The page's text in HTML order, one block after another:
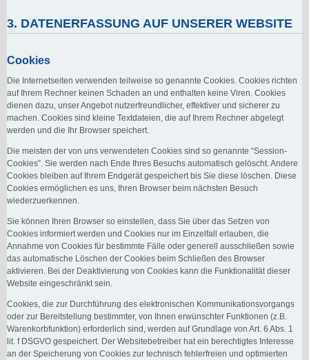
3. DATENERFASSUNG AUF UNSERER WEBSITE
Cookies
Die Internetseiten verwenden teilweise so genannte Cookies. Cookies richten
auf Ihrem Rechner keinen Schaden an und enthalten keine Viren. Cookies
dienen dazu, unser Angebot nutzerfreundlicher, effektiver und sicherer zu
machen. Cookies sind kleine Textdateien, die auf Ihrem Rechner abgelegt
werden und die Ihr Browser speichert.
Die meisten der von uns verwendeten Cookies sind so genannte “Session-
Cookies”. Sie werden nach Ende Ihres Besuchs automatisch gelöscht. Andere
Cookies bleiben auf Ihrem Endgerät gespeichert bis Sie diese löschen. Diese
Cookies ermöglichen es uns, Ihren Browser beim nächsten Besuch
wiederzuerkennen.
Sie können Ihren Browser so einstellen, dass Sie über das Setzen von
Cookies informiert werden und Cookies nur im Einzelfall erlauben, die
Annahme von Cookies für bestimmte Fälle oder generell ausschließen sowie
das automatische Löschen der Cookies beim Schließen des Browser
aktivieren. Bei der Deaktivierung von Cookies kann die Funktionalität dieser
Website eingeschränkt sein.
Cookies, die zur Durchführung des elektronischen Kommunikationsvorgangs
oder zur Bereitstellung bestimmter, von Ihnen erwünschter Funktionen (z.B.
Warenkorbfunktion) erforderlich sind, werden auf Grundlage von Art. 6 Abs. 1
lit. f DSGVO gespeichert. Der Websitebetreiber hat ein berechtigtes Interesse
an der Speicherung von Cookies zur technisch fehlerfreien und optimierten